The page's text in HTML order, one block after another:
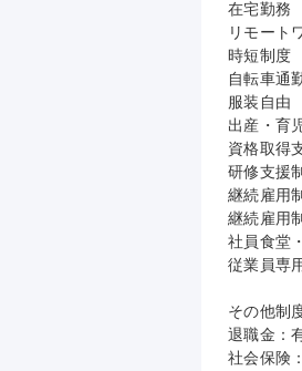
在宅勤務
リモート
時短制度
自転車通
服装自由
出産・育
資格取得
研修支援
継続雇用
継続雇用
社員食堂
従業員専
その他制
退職金：
社会保険